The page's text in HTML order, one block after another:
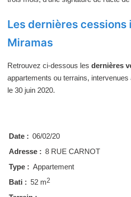
Les dernières cessions
Miramas
Retrouvez ci-dessous les dernières
appartements ou terrains,
le 30 juin 2020.
Date : 06/02/20
Adresse : 8 RUE CARNOT
Type : Appartement
Bati : 52 m2